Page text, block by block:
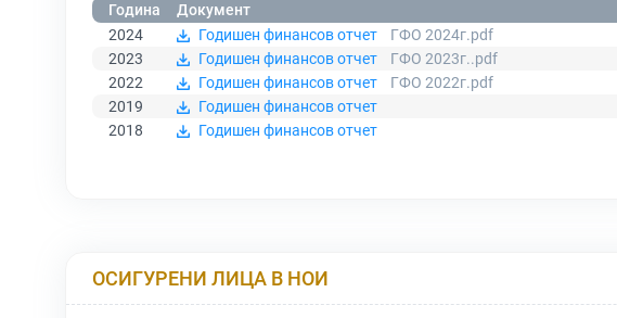
Година
Документ
2024
Годишен финансов отчет
ГФО 2024г.pdf
2023
Годишен финансов отчет
ГФО 2023г..pdf
2022
Годишен финансов отчет
ГФО 2022г.pdf
2019
Годишен финансов отчет
2018
Годишен финансов отчет
ОСИГУРЕНИ ЛИЦА В НОИ